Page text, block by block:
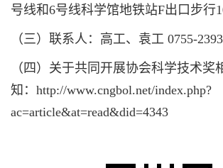
号线和6号线科学馆地铁站F出口步行
（三）联系人：高工、袁工 0755-
（四）关于共同开展协会科学技术奖
知：http://www.cngbol.net/index.php?
ac=article&at=read&did=4343